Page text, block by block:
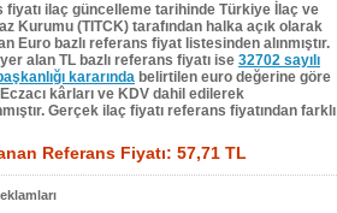
fiyatı ilaç güncelleme tarihinde Türkiye İlaç ve
Kurumu (TITCK) tarafından halka açık olarak
Euro bazlı referans fiyat listesinden alınmıştır.
alan TL bazlı referans fiyatı ise 32702 sayılı
kararında belirtilen euro değerine göre
kârları ve KDV dahil edilerek
Gerçek ilaç fiyatı referans fiyatından farklı
Referans Fiyatı: 57,71 TL